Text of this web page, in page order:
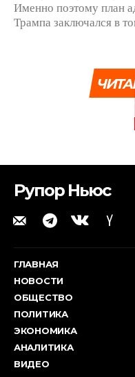
Именно поэтому план
Трампа заключался в
Рупор Ньюс
ГЛАВНАЯ
НОВОСТИ
ОБЩЕСТВО
ПОЛИТИКА
ЭКОНОМИКА
АНАЛИТИКА
ВИДЕО